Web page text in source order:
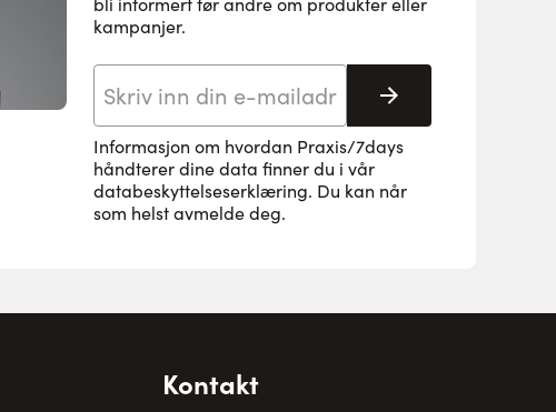
kampanjer.
Abonnere
Informasjon om hvordan Praxis/7days
håndterer dine data finner du i vår
databeskyttelseserklæring. Du kan når
som helst avmelde deg.
Kontakt